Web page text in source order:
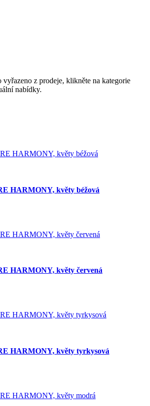
z prodeje, klikněte na kategorie
nabídky.
HARMONY, květy béžová
HARMONY, květy červená
HARMONY, květy tyrkysová